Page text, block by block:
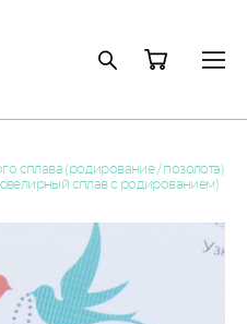
сплава (родирование / позолота)
сплав с родированием)